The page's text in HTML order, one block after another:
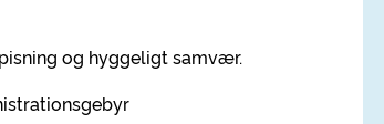
og hyggeligt samvær.